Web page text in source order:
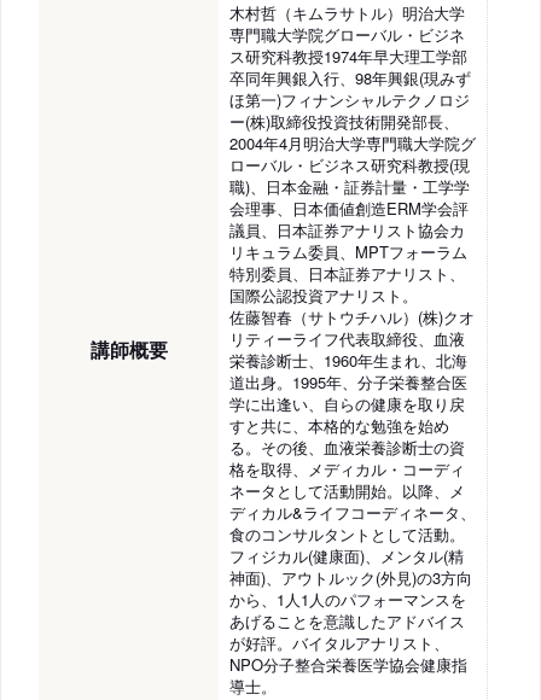
講師概要
木村哲（キムラサトル）明治大学
専門職大学院グローバル・ビジネ
ス研究科教授1974年早大理工学部
卒同年興銀入行、98年興銀(現みず
ほ第一)フィナンシャルテクノロジ
ー(株)取締役投資技術開発部長、
2004年4月明治大学専門職大学院グ
ローバル・ビジネス研究科教授(現
職)、日本金融・証券計量・工学学
会理事、日本価値創造ERM学会評
議員、日本証券アナリスト協会カ
リキュラム委員、MPTフォーラム
特別委員、日本証券アナリスト、
国際公認投資アナリスト。
佐藤智春（サトウチハル）(株)クオ
リティーライフ代表取締役、血液
栄養診断士、1960年生まれ、北海
道出身。1995年、分子栄養整合医
学に出逢い、自らの健康を取り戻
すと共に、本格的な勉強を始め
る。その後、血液栄養診断士の資
格を取得、メディカル・コーディ
ネータとして活動開始。以降、メ
ディカル&ライフコーディネータ、
食のコンサルタントとして活動。
フィジカル(健康面)、メンタル(精
神面)、アウトルック(外見)の3方向
から、1人1人のパフォーマンスを
あげることを意識したアドバイス
が好評。バイタルアナリスト、
NPO分子整合栄養医学協会健康指
導士。